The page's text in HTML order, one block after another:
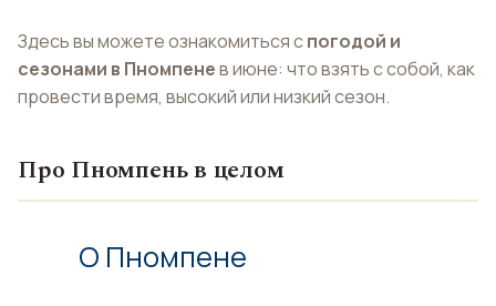
Здесь вы можете ознакомиться спогодой и
сезонами в Пномпенев июне: что взять с собой, как
провести время, высокий или низкий сезон.
Про Пномпень в целом
О Пномпене